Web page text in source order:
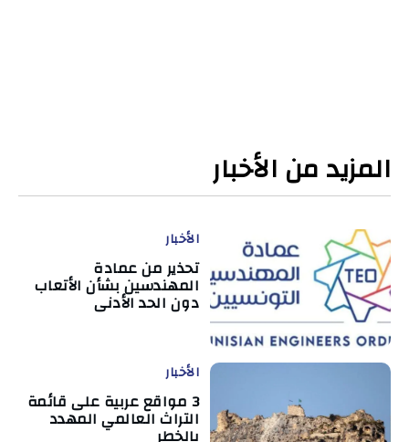
المزيد من الأخبار
الأخبار
تحذير من عمادة
المهندسين بشأن الأتعاب
دون الحد الأدنى
الأخبار
3 مواقع عربية على قائمة
التراث العالمي المهدد
بالخطر